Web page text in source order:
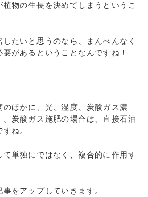
物の生長を決めてしまうというこ
たいと思うのなら、まんべんなく
があるということなんですね！
ほかに、光、湿度、炭酸ガス濃
。炭酸ガス施肥の場合は、直接石油
ね。
て単独にではなく、複合的に作用す
をアップしていきます。